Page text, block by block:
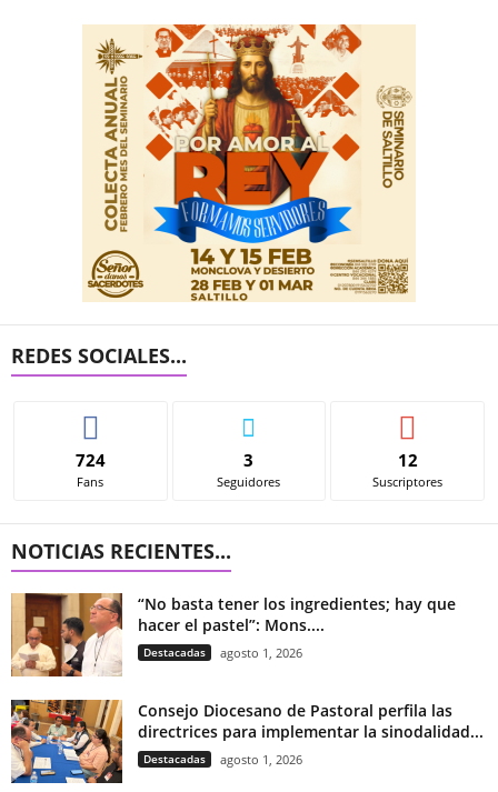
REDES SOCIALES...
724
Fans
3
Seguidores
12
Suscriptores
NOTICIAS RECIENTES...
“No basta tener los ingredientes; hay que
hacer el pastel”: Mons....
Destacadas agosto 1, 2026
Consejo Diocesano de Pastoral perfila las
directrices para implementar la sinodalidad...
Destacadas agosto 1, 2026